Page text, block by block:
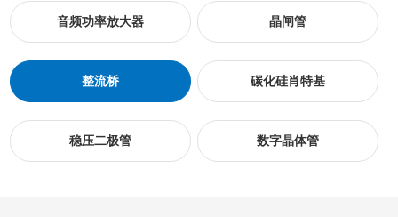
音频功率放大器 晶闸管
整流桥 碳化硅肖特基
稳压二极管 数字晶体管